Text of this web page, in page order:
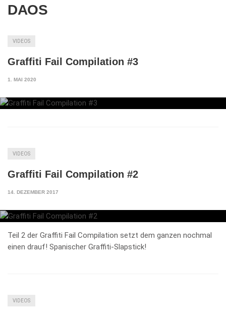
DAOS
VIDEOS
Graffiti Fail Compilation #3
1. MAI 2020
VIDEOS
Graffiti Fail Compilation #2
14. DEZEMBER 2017
Teil 2 der Graffiti Fail Compilation setzt dem ganzen nochmal
einen drauf! Spanischer Graffiti-Slapstick!
VIDEOS